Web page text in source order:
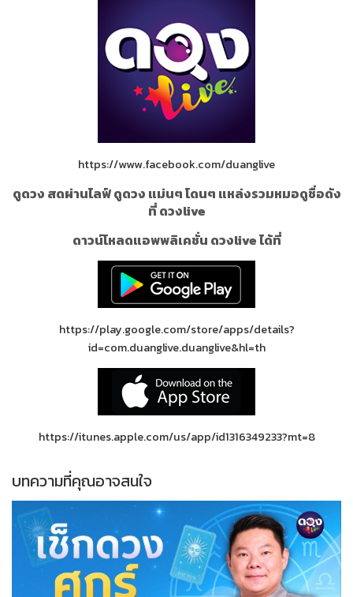
https://www.facebook.com/duanglive
ดูดวง สดผ่านไลฟ์ ดูดวง แม่นๆ โดนๆ แหล่งรวมหมอดูชื่อดัง
ที่ ดวงlive
ดาวน์โหลดแอพพลิเคชั่น ดวงlive ได้ที่
https://play.google.com/store/apps/details?
id=com.duanglive.duanglive&hl=th
https://itunes.apple.com/us/app/id1316349233?mt=8
บทความที่คุณอาจสนใจ